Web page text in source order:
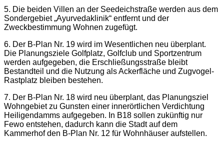
5. Die beiden Villen an der Seedeichstraße werden aus dem
Sondergebiet „Ayurvedaklinik“ entfernt und der
Zweckbestimmung Wohnen zugefügt.
6. Der B-Plan Nr. 19 wird im Wesentlichen neu überplant.
Die Planungsziele Golfplatz, Golfclub und Sportzentrum
werden aufgegeben, die Erschließungsstraße bleibt
Bestandteil und die Nutzung als Ackerfläche und Zugvogel-
Rastplatz bleiben bestehen.
7. Der B-Plan Nr. 18 wird neu überplant, das Planungsziel
Wohngebiet zu Gunsten einer innerörtlichen Verdichtung
Heiligendamms aufgegeben. In B18 sollen zukünftig nur
Fewo entstehen, dadurch kann die Stadt auf dem
Kammerhof den B-Plan Nr. 12 für Wohnhäuser aufstellen.